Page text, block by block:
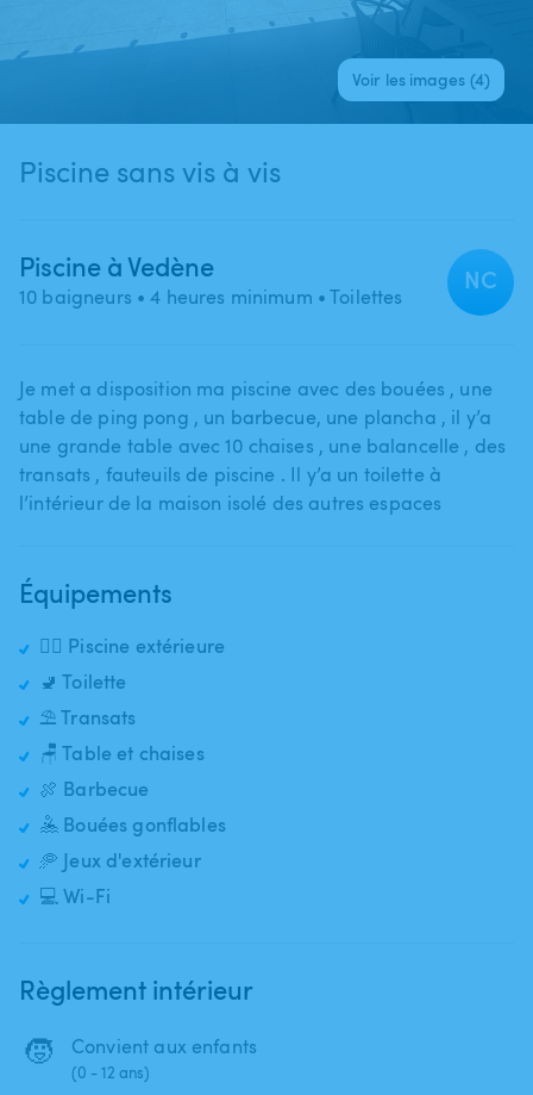
Voir les images (4)
Piscine sans vis à vis
Piscine à Vedène
10 baigneurs • 4 heures minimum • Toilettes
NC
Je met a disposition ma piscine avec des bouées ​,​ une
table de ping pong ​,​ un barbecue​,​ une plancha ​,​ il y’a
une grande table avec 10 chaises ​,​ une balancelle ​,​ des
transats ​,​ fauteuils de piscine . Il y’a un toilette à
l’intérieur de la maison isolé des autres espaces
Équipements
🏊‍♂️ Piscine extérieure
🚽 Toilette
⛱️ Transats
🪑 Table et chaises
🍖 Barbecue
🤽 Bouées gonflables
🥏 Jeux d'extérieur
💻 Wi-Fi
Règlement intérieur
🧒 Convient aux enfants
(0 - 12 ans)